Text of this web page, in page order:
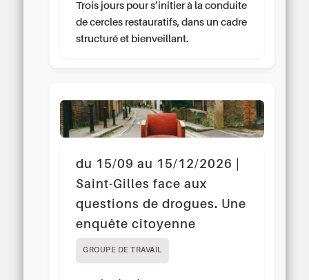
Trois jours pour s’initier à la conduite
de cercles restauratifs, dans un cadre
structuré et bienveillant.
du 15/09 au 15/12/2026 |
Saint-Gilles face aux
questions de drogues. Une
enquête citoyenne
GROUPE DE TRAVAIL